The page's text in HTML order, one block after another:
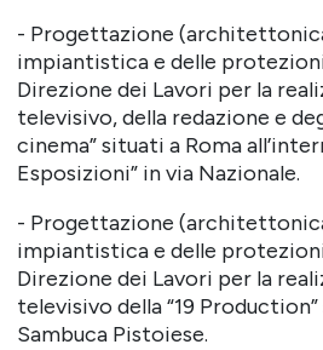
- Progettazione
impiantistica e delle
Direzione dei Lavori per la
televisivo, della redazione e
cinema” situati a Roma
Esposizioni” in via Nazionale.
- Progettazione
impiantistica e delle
Direzione dei Lavori per la
televisivo della “19
Sambuca Pistoiese.